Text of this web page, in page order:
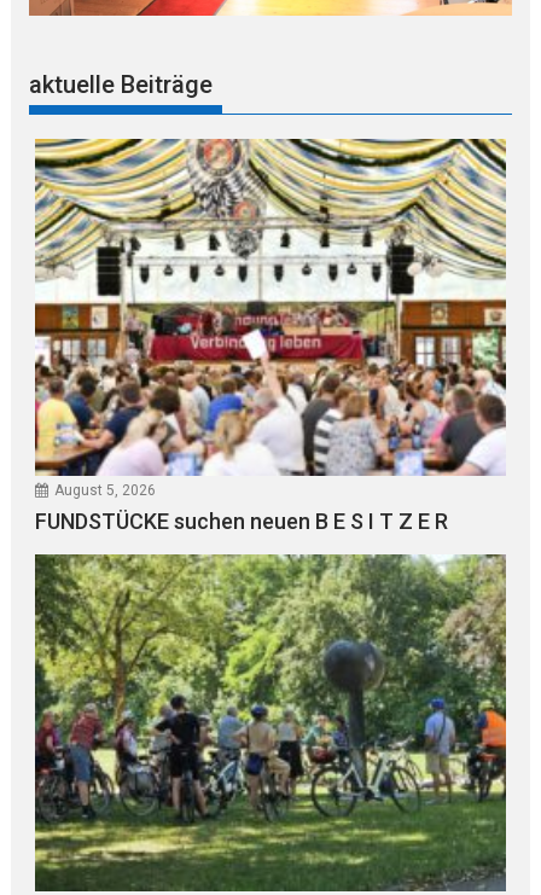
aktuelle Beiträge
August 5, 2026
FUNDSTÜCKE suchen neuen B E S I T Z E R